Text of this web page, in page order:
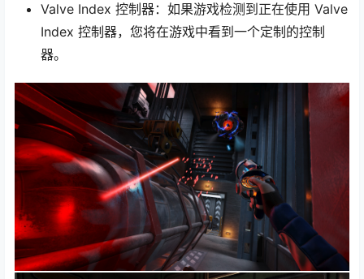
Valve Index 控制器：如果游戏检测到正在使用 Valve
Index 控制器，您将在游戏中看到一个定制的控制
器。